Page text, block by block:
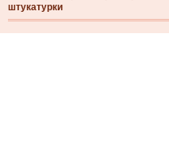
штукатурки